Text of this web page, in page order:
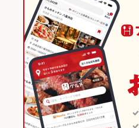
その他設備 －
その他
飲み放題
食べ放題 なし
お子様連れ お子様連れ不可
東京 × カフェ
経堂のグルメランキング